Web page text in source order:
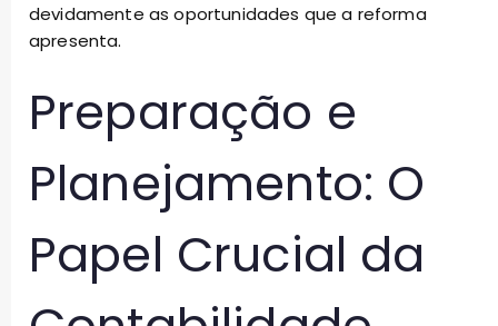
devidamente as oportunidades que a reforma
apresenta.
Preparação e
Planejamento: O
Papel Crucial da